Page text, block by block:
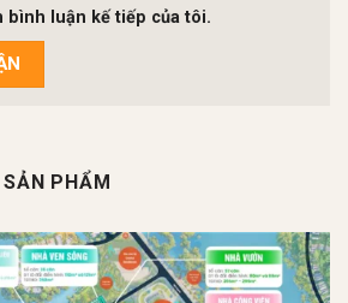
bình luận kế tiếp của tôi.
PHẨM